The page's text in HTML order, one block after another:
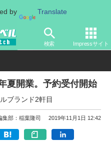
by Translate
検索 Impressサイト
東京
夏開業。予約受付開始
ブランド2軒目
集部：稲葉隆司 2019年11月1日 12:42